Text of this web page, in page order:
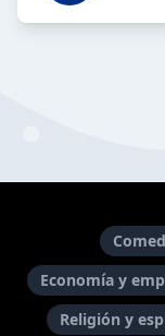
Economía y
Religión y